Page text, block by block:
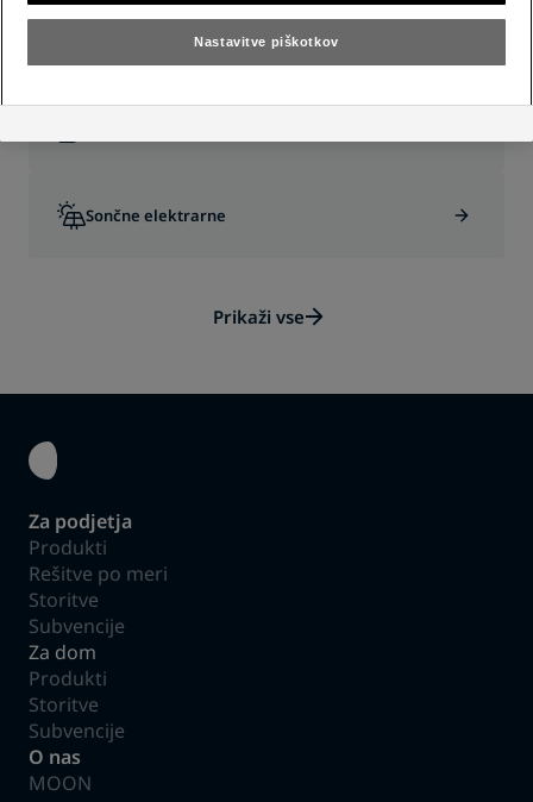
Sistem za upravljanje z energijo
Sončne elektrarne
Prikaži vse
Za podjetja
Produkti
Rešitve po meri
Storitve
Subvencije
Za dom
Produkti
Storitve
Subvencije
O nas
MOON
Nastavitve piškotkov